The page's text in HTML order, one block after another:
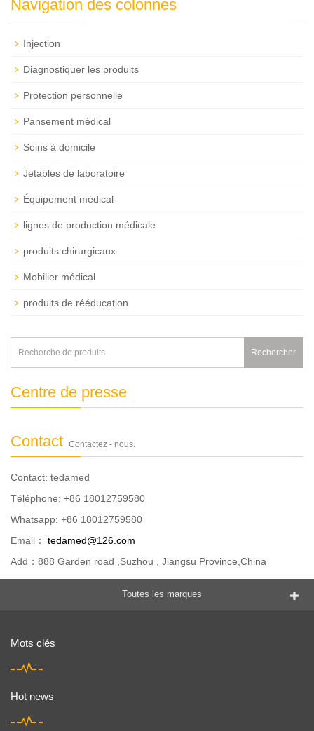
Navigation des colonnes
Injection
Diagnostiquer les produits
Protection personnelle
Pansement médical
Soins à domicile
Jetables de laboratoire
Équipement médical
lignes de production médicale
produits chirurgicaux
Mobilier médical
produits de rééducation
Rechercher
Centre de presse
Contact Contactez - nous.
Contact: tedamed
Téléphone: +86 18012759580
Whatsapp: +86 18012759580
Email：
tedamed@126.com
Add：888 Garden road ,Suzhou , Jiangsu Province,China
Toutes les marques
Mots clés
Hot news